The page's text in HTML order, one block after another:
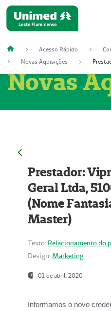
Acesso Rápido
Novas Aquisições
Novas
Prestador:
Geral Ltda,
(Nome
Master)
Texto: Relacionamento do
Design: Marketing
01 de abril, 2020
Informamos o novo